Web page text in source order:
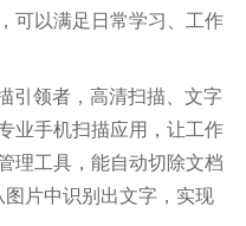
可以满足日常学习、工作
领者，高清扫描、文字
业手机扫描应用，让工作
理工具，能自动切除文档
片中识别出文字，实现